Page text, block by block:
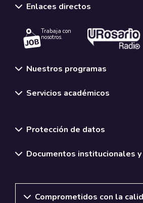
Enlaces directos
Trabaja con
nosotros.
Nuestros programas
Servicios académicos
Protección de datos
Documentos institucionales
Comprometidos con la